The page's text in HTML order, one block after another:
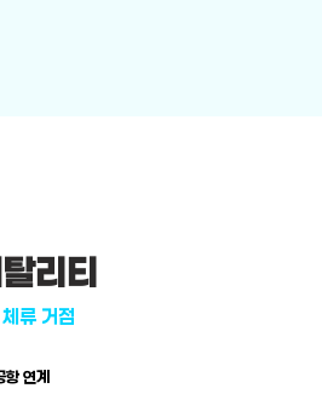
리티
류 거점
항 연계